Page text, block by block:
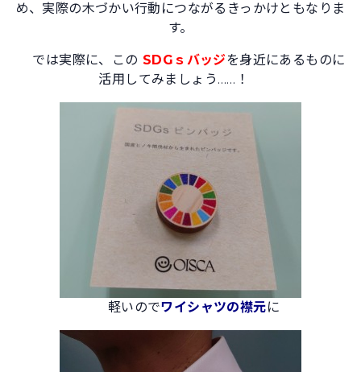
め、実際の木づかい行動につながるきっかけともなりま
す。
では実際に、この SDGｓバッジを身近にあるものに
活用してみましょう……！
軽いのでワイシャツの襟元に